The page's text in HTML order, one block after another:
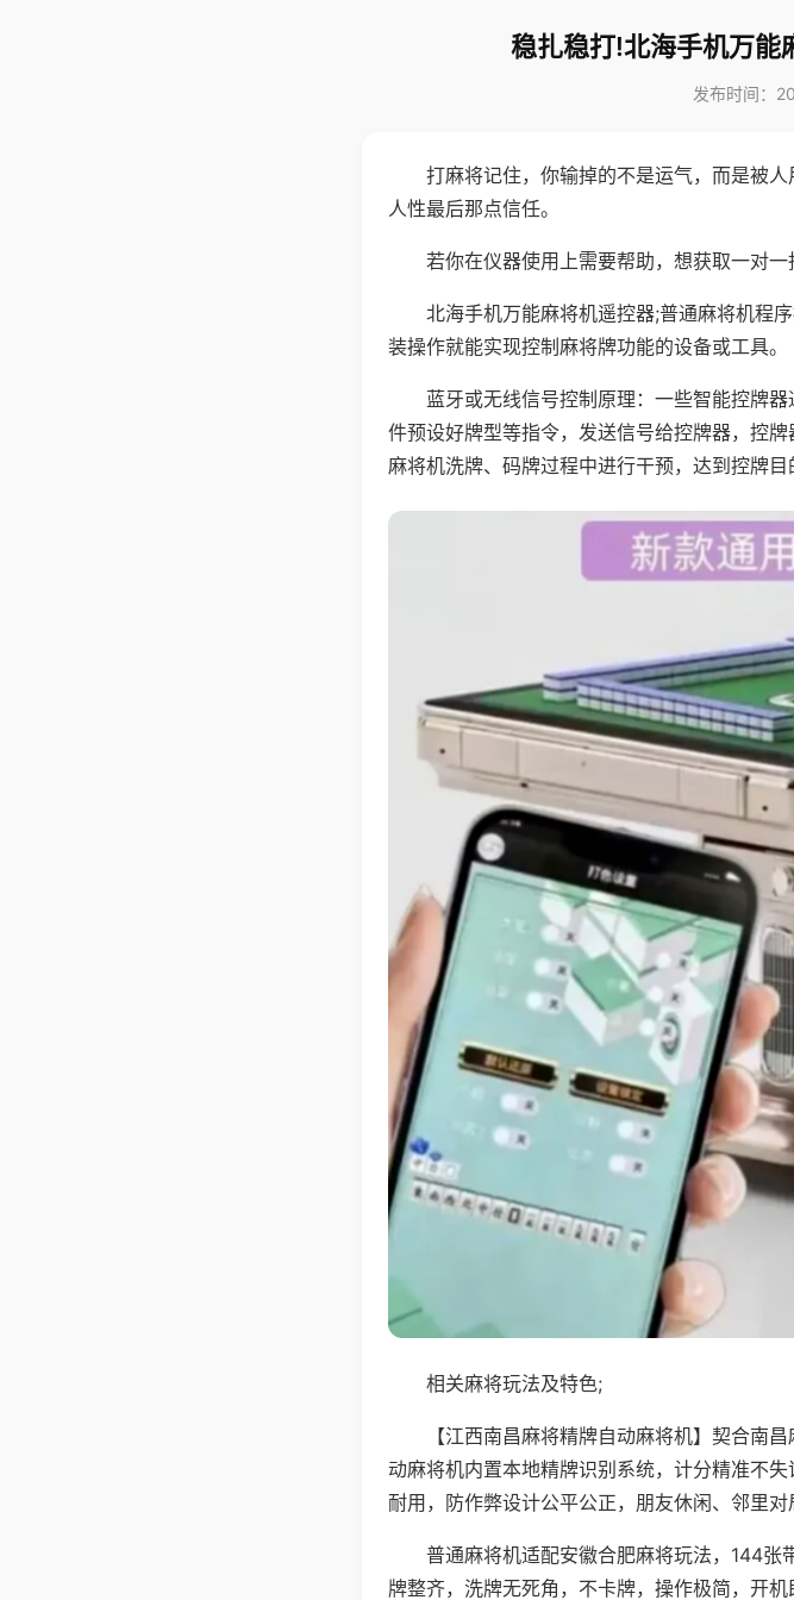
稳扎稳打!北海手机万能
发布时间：
打麻将记住，你输掉的不是运气，而是被
人性最后那点信任。
若你在仪器使用上需要帮助，想获取一对
北海手机万能麻将机遥控器;普通麻将机程
装操作就能实现控制麻将牌功能的设备或工具。
蓝牙或无线信号控制原理：一些智能控牌
件预设好牌型等指令，发送信号给控牌器，控
麻将机洗牌、码牌过程中进行干预，达到控牌目
相关麻将玩法及特色;
【江西南昌麻将精牌自动麻将机】契合南
动麻将机内置本地精牌识别系统，计分精准不
耐用，防作弊设计公平公正，朋友休闲、邻里
普通麻将机适配安徽合肥麻将玩法，144张
牌整齐，洗牌无死角，不卡牌，操作极简，开